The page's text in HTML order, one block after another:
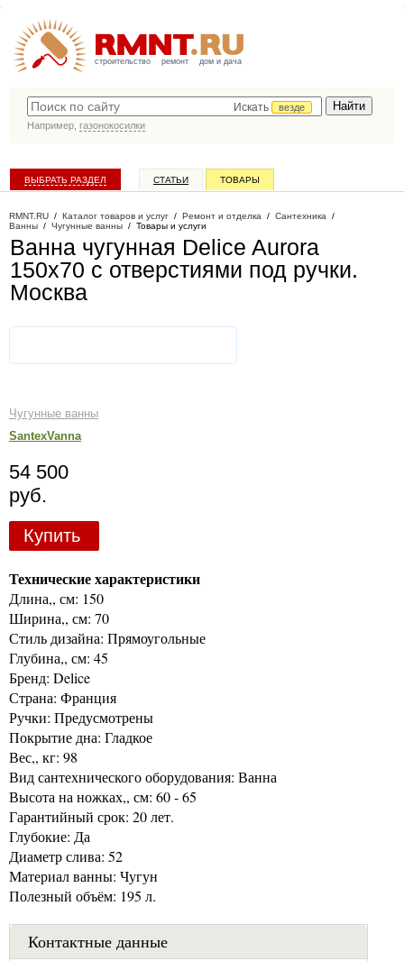
строительство ремонт дом и дача
Искать
везде
Например, газонокосилки
ВЫБРАТЬ РАЗДЕЛ СТАТЬИ ТОВАРЫ
RMNT.RU / Каталог товаров и услуг / Ремонт и отделка / Сантехника /
Ванны / Чугунные ванны / Товары и услуги
Ванна чугунная Delice Aurora
150x70 с отверстиями под ручки.
Москва
Чугунные ванны
SantexVanna
54 500
руб.
Купить
Технические характеристики
Длина,, см: 150
Ширина,, см: 70
Стиль дизайна: Прямоугольные
Глубина,, см: 45
Бренд: Delice
Страна: Франция
Ручки: Предусмотрены
Покрытие дна: Гладкое
Вес,, кг: 98
Вид сантехнического оборудования: Ванна
Высота на ножках,, см: 60 - 65
Гарантийный срок: 20 лет.
Глубокие: Да
Диаметр слива: 52
Материал ванны: Чугун
Полезный объём: 195 л.
Контактные данные